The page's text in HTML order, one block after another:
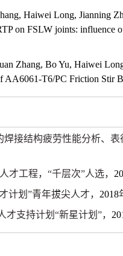
Haiwei Long, Jianning
on FSLW joints: influence
Zhang, Bo Yu, Haiwei
AA6061-T6/PC Friction Stir
焊接结构疲劳性能分析、
才工程，“千层次”人选，
计划”青年拔尖人才， 2018
支持计划“新星计划”，